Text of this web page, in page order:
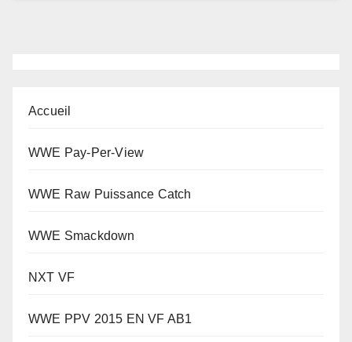
Accueil
WWE Pay-Per-View
WWE Raw Puissance Catch
WWE Smackdown
NXT VF
WWE PPV 2015 EN VF AB1